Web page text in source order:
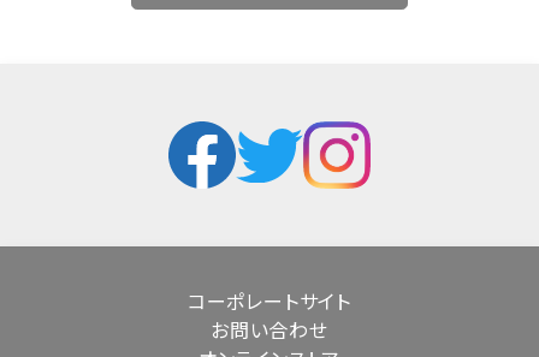
コーポレートサイト
お問い合わせ